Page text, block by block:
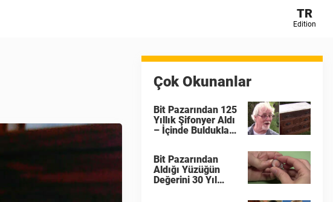
TR
Edition
Çok Okunanlar
Bit Pazarından 125
Yıllık Şifonyer Aldı
– İçinde Buldukları
Bit Pazarından
Aldığı Yüzüğün
Değerini 30 Yıl